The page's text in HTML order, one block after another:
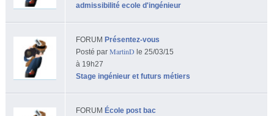
admissibilité ecole d'ingénieur
FORUM Présentez-vous
Posté par MartinD le 25/03/15
à 19h27
Stage ingénieur et futurs métiers
FORUM École post bac